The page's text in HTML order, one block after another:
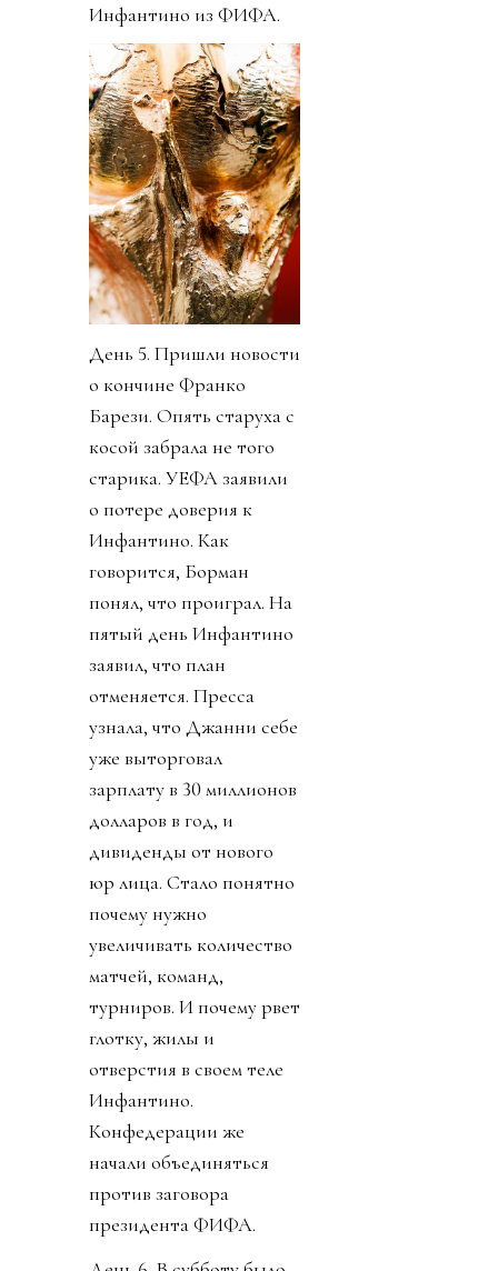
Инфантино из ФИФА.
День 5. Пришли новости
о кончине Франко
Барези. Опять старуха с
косой забрала не того
старика. УЕФА заявили
о потере доверия к
Инфантино. Как
говорится, Борман
понял, что проиграл. На
пятый день Инфантино
заявил, что план
отменяется. Пресса
узнала, что Джанни себе
уже выторговал
зарплату в 30 миллионов
долларов в год, и
дивиденды от нового
юр лица. Стало понятно
почему нужно
увеличивать количество
матчей, команд,
турниров. И почему рвет
глотку, жилы и
отверстия в своем теле
Инфантино.
Конфедерации же
начали объединяться
против заговора
президента ФИФА.